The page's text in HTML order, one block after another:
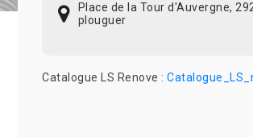
Place de la Tour d'Auvergne,
plouguer
Catalogue LS Renove :